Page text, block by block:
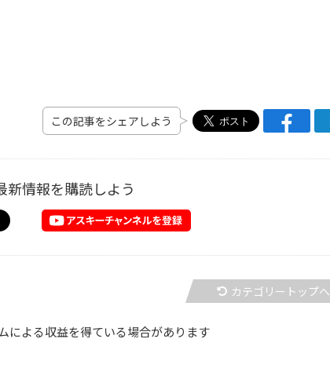
この記事をシェアしよう
新情報を購読しよう
カテゴリートップへ
による収益を得ている場合があります